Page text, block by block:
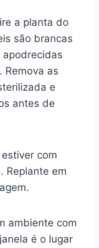
a planta do
são brancas
Remova as
e
antes de
com
Replante em
ambiente com
é o lugar